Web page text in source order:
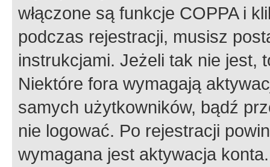
włączone są funkcje COPPA i
podczas rejestracji, musisz
instrukcjami. Jeżeli tak nie jest,
Niektóre fora wymagają
samych użytkowników, bądź
nie logować. Po rejestracji
wymagana jest aktywacja